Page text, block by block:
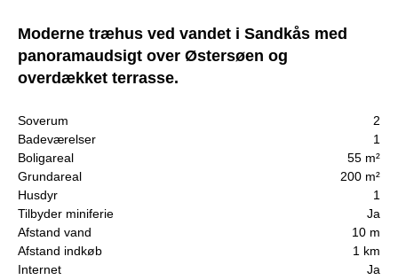
Moderne træhus ved vandet i Sandkås med
panoramaudsigt over Østersøen og
overdækket terrasse.
Soverum
2
Badeværelser
1
Boligareal
55 m²
Grundareal
200 m²
Husdyr
1
Tilbyder miniferie
Ja
Afstand vand
10 m
Afstand indkøb
1 km
Internet
Ja